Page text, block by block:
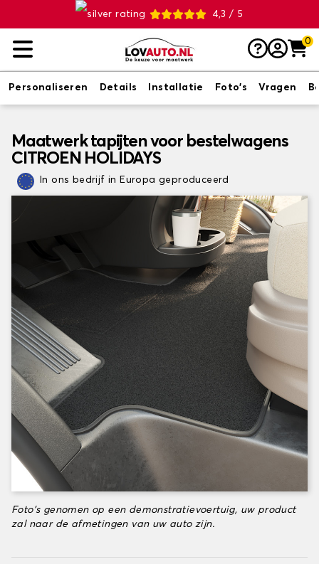
4,3 / 5
0
Personaliseren Details Installatie Foto's Vragen
Maatwerk tapijten voor bestelwagens
CITROEN HOLIDAYS
In ons bedrijf in Europa geproduceerd
Foto's genomen op een demonstratievoertuig, uw product
zal naar de afmetingen van uw auto zijn.